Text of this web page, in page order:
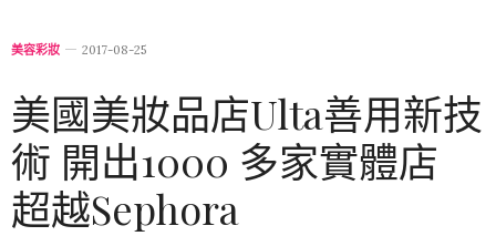
美容彩妝 2017-08-25
美國美妝品店Ulta善用新技
術 開出1000 多家實體店
超越Sephora